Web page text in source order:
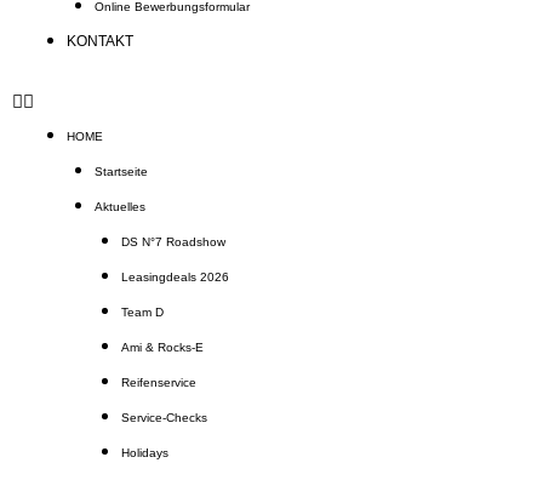
Online Bewerbungsformular
KONTAKT
HOME
Startseite
Aktuelles
DS N°7 Roadshow
Leasingdeals 2026
Team D
Ami & Rocks-E
Reifenservice
Service-Checks
Holidays